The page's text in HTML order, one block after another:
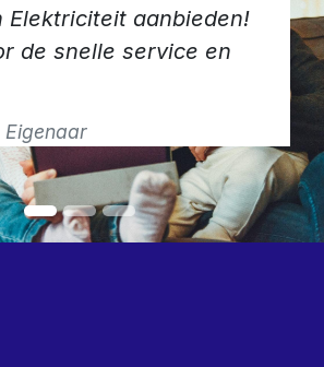
Elektriciteit aanbieden!
de snelle service en
Eigenaar